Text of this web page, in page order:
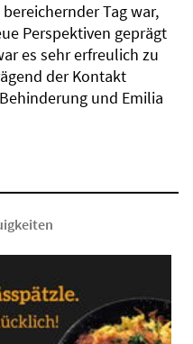
Tag war,
Perspektiven geprägt
es sehr erfreulich zu
der Kontakt
und Emilia